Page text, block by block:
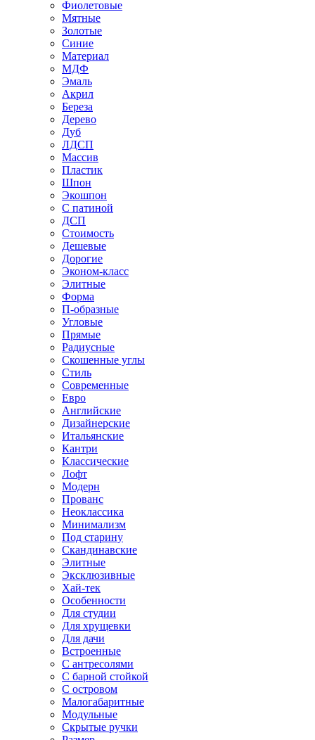
Фиолетовые
Мятные
Золотые
Синие
Материал
МДФ
Эмаль
Акрил
Береза
Дерево
Дуб
ЛДСП
Массив
Пластик
Шпон
Экошпон
С патиной
ДСП
Стоимость
Дешевые
Дорогие
Эконом-класс
Элитные
Форма
П-образные
Угловые
Прямые
Радиусные
Скошенные углы
Стиль
Современные
Евро
Английские
Дизайнерские
Итальянские
Кантри
Классические
Лофт
Модерн
Прованс
Неоклассика
Минимализм
Под старину
Скандинавские
Элитные
Эксклюзивные
Хай-тек
Особенности
Для студии
Для хрущевки
Для дачи
Встроенные
С антресолями
С барной стойкой
С островом
Малогабаритные
Модульные
Скрытые ручки